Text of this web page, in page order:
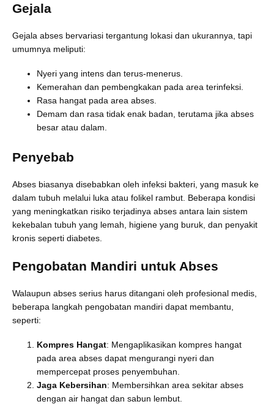
Gejala
Gejala abses bervariasi tergantung lokasi dan ukurannya, tapi
umumnya meliputi:
Nyeri yang intens dan terus-menerus.
Kemerahan dan pembengkakan pada area terinfeksi.
Rasa hangat pada area abses.
Demam dan rasa tidak enak badan, terutama jika abses
besar atau dalam.
Penyebab
Abses biasanya disebabkan oleh infeksi bakteri, yang masuk ke
dalam tubuh melalui luka atau folikel rambut. Beberapa kondisi
yang meningkatkan risiko terjadinya abses antara lain sistem
kekebalan tubuh yang lemah, higiene yang buruk, dan penyakit
kronis seperti diabetes.
Pengobatan Mandiri untuk Abses
Walaupun abses serius harus ditangani oleh profesional medis,
beberapa langkah pengobatan mandiri dapat membantu,
seperti:
Kompres Hangat: Mengaplikasikan kompres hangat
pada area abses dapat mengurangi nyeri dan
mempercepat proses penyembuhan.
Jaga Kebersihan: Membersihkan area sekitar abses
dengan air hangat dan sabun lembut.